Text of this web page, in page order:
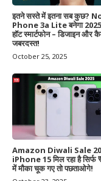
इतने सस्ते में इतना सब कुछ?
Phone 3a Lite बनेगा
हॉट स्मार्टफोन – डिजाइन और
जबरदस्त!
October 25, 2025
Amazon Diwali Sale
iPhone 15 मिल रहा है सिर्फ
में मौका चूक गए तो पछताओगे!